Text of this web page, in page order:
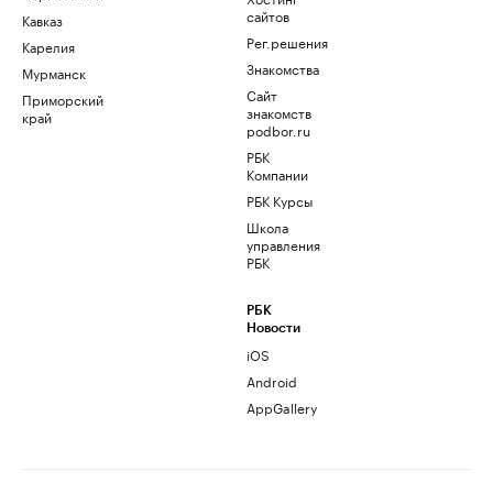
Кавказ
Карелия
Мурманск
Приморский
край
сайтов
Рег.решения
Знакомства
Сайт
знакомств
podbor.ru
РБК
Компании
РБК Курсы
Школа
управления
РБК
РБК
Новости
iOS
Android
AppGallery